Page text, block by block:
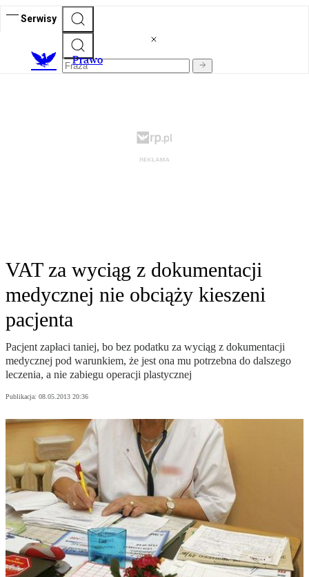
Serwisy
Prawo
VAT za wyciąg z dokumentacji
medycznej nie obciąży kieszeni
pacjenta
Pacjent zapłaci taniej, bo bez podatku za wyciąg z dokumentacji
medycznej pod warunkiem, że jest ona mu potrzebna do dalszego
leczenia, a nie zabiegu operacji plastycznej
Publikacja: 08.05.2013 20:36